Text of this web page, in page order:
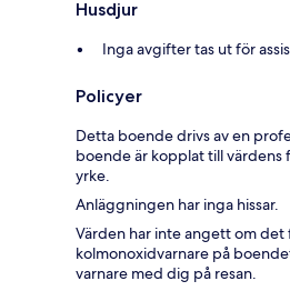
Husdjur
Inga avgifter tas ut för
Policyer
Detta boende drivs av en
boende är kopplat till värdens
yrke.
Anläggningen har inga hissar.
Värden har inte angett om det
kolmonoxidvarnare på
varnare med dig på resan.